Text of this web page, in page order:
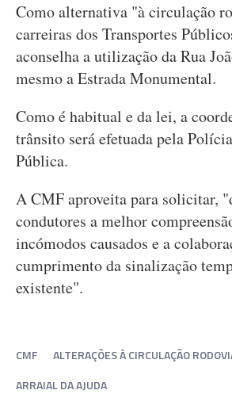
Como alternativa "à circulação
carreiras dos Transportes
aconselha a utilização da Rua
mesmo a Estrada Monumental.
Como é habitual e da lei, a
trânsito será efetuada pela
Pública.
A CMF aproveita para solicitar,
condutores a melhor
incómodos causados e a
cumprimento da sinalização
existente".
CMF
ALTERAÇÕES À CIRCULAÇÃO
ARRAIAL DA AJUDA